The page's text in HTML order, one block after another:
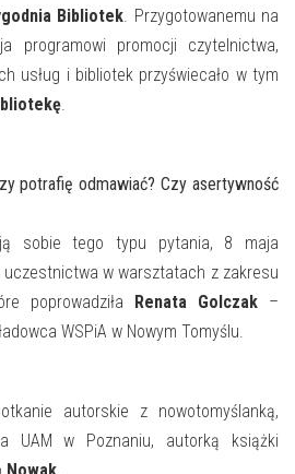
Bibliotek. Przygotowanemu na
promocji czytelnictwa,
usług i bibliotek przyświecało w tym
.
potrafię odmawiać? Czy asertywność
sobie tego typu pytania, 8 maja
uczestnictwa w warsztatach z zakresu
poprowadziła Renata Golczak –
WSPiA w Nowym Tomyślu.
autorskie z nowotomyślanką,
UAM w Poznaniu, autorką książki